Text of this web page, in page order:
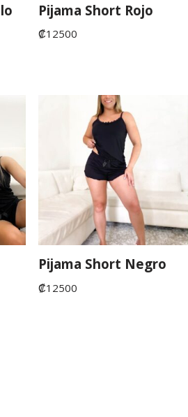
Pijama Short Rojo
₡12500
Pijama Short Negro
₡12500